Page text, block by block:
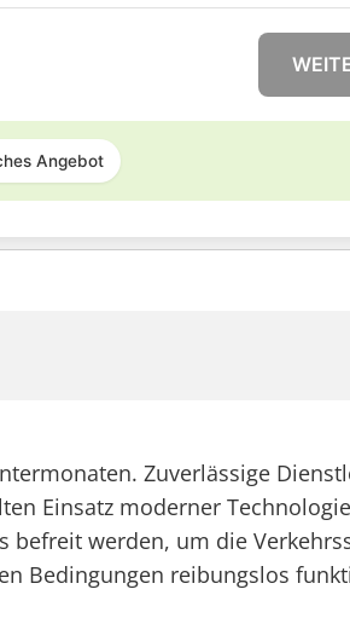
Angebot
Zuverlässige
Einsatz moderner
befreit werden, um die
Bedingungen reibungslos